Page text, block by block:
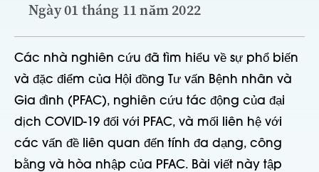
Ngày 01 tháng 11 năm 2022
Các nhà nghiên cứu đã tìm hiểu về sự phổ biến
và đặc điểm của Hội đồng Tư vấn Bệnh nhân và
Gia đình (PFAC), nghiên cứu tác động của đại
dịch COVID-19 đối với PFAC, và mối liên hệ với
các vấn đề liên quan đến tính đa dạng, công
bằng và hòa nhập của PFAC. Bài viết này tập